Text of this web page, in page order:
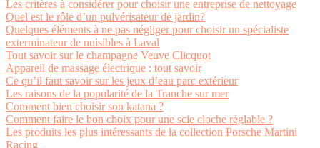
Les critères à considérer pour choisir une entreprise de nettoyage
Quel est le rôle d’un pulvérisateur de jardin?
Quelques éléments à ne pas négliger pour choisir un spécialiste
exterminateur de nuisibles à Laval
Tout savoir sur le champagne Veuve Clicquot
Appareil de massage électrique : tout savoir
Ce qu’il faut savoir sur les jeux d’eau parc extérieur
Les raisons de la popularité de la Tranche sur mer
Comment bien choisir son katana ?
Comment faire le bon choix pour une scie cloche réglable ?
Les produits les plus intéressants de la collection Porsche Martini
Racing